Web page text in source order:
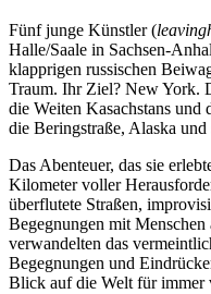
Fünf junge Künstler (
Halle/Saale in Sachsen-
klapprigen russischen
Traum. Ihr Ziel? New York.
die Weiten Kasachstans
die Beringstraße, Alaska
Das Abenteuer, das sie
Kilometer voller
überflutete Straßen,
Begegnungen mit
verwandelten das
Begegnungen und
Blick auf die Welt für immer